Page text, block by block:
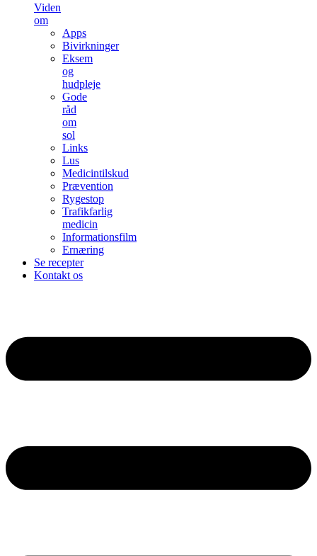
Viden
om
Apps
Bivirkninger
Eksem
og
hudpleje
Gode
råd
om
sol
Links
Lus
Medicintilskud
Prævention
Rygestop
Trafikfarlig
medicin
Informationsfilm
Ernæring
Se recepter
Kontakt os